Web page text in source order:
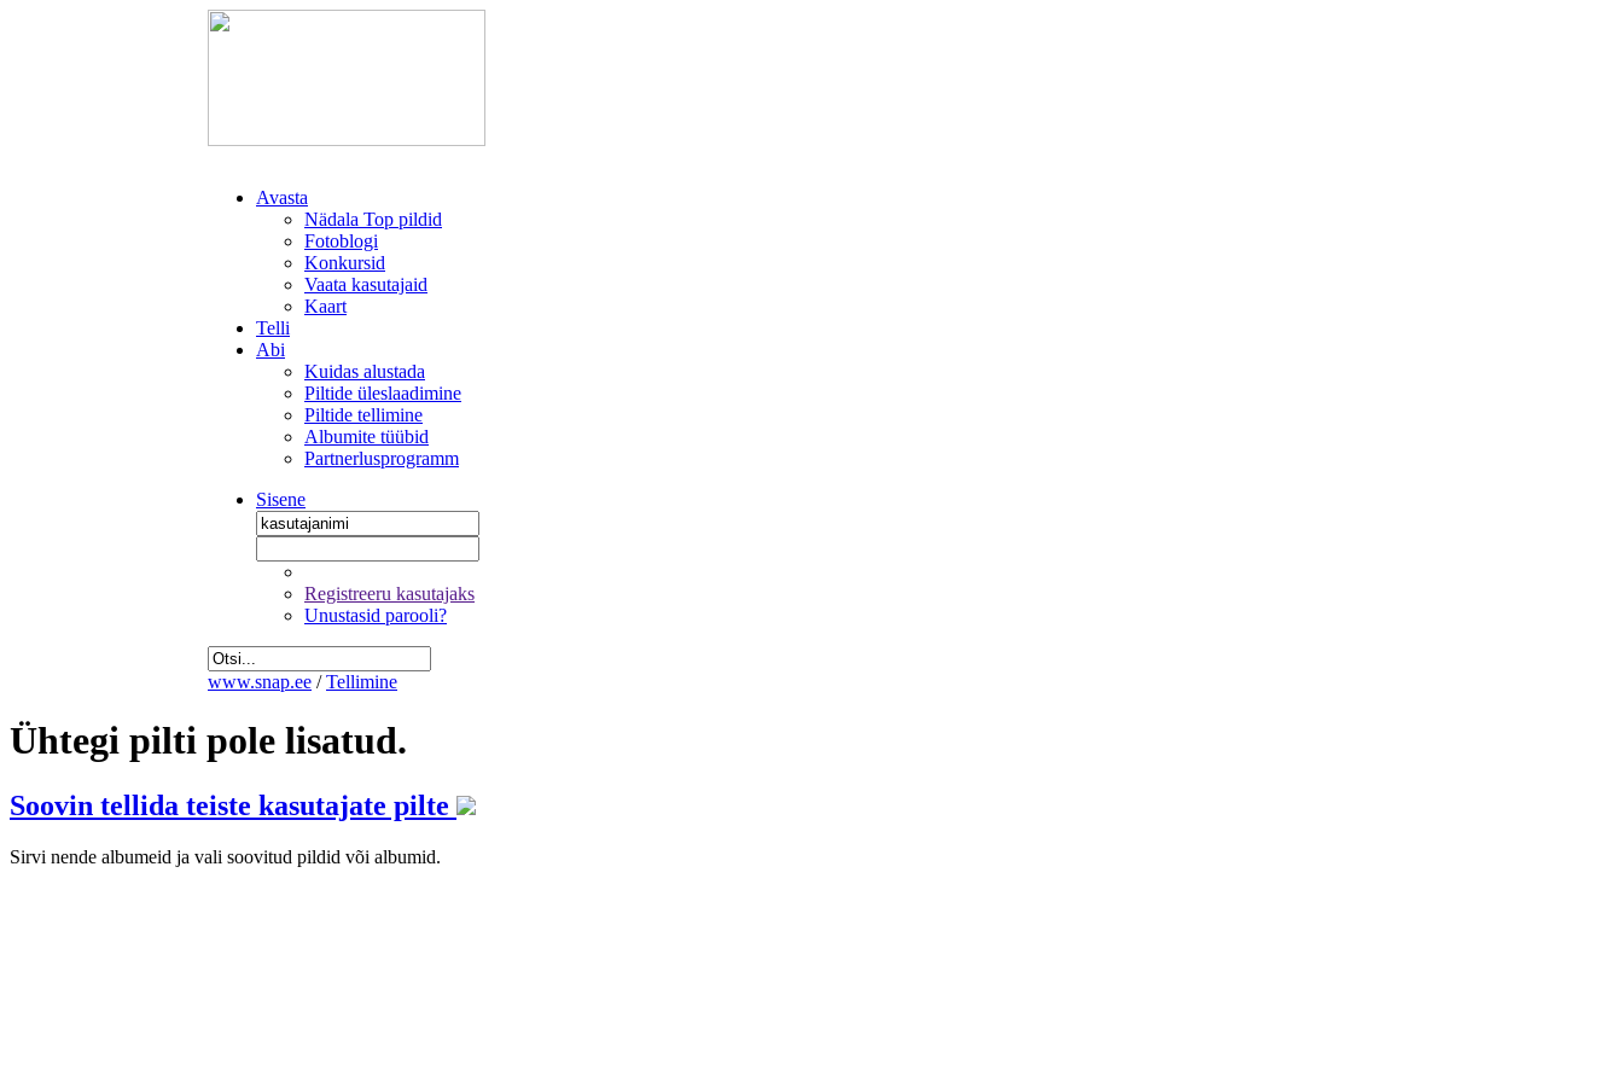
Avasta
Nädala Top pildid
Fotoblogi
Konkursid
Vaata kasutajaid
Kaart
Telli
Abi
Kuidas alustada
Piltide üleslaadimine
Piltide tellimine
Albumite tüübid
Partnerlusprogramm
Sisene
Registreeru kasutajaks
Unustasid parooli?
www.snap.ee / Tellimine
Ühtegi pilti pole lisatud.
Soovin tellida teiste kasutajate pilte
Sirvi nende albumeid ja vali soovitud pildid või albumid.